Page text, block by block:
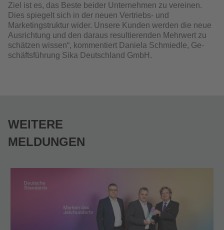
Ziel ist es, das Beste beider Unternehmen zu vereinen.
Dies spiegelt sich in der neuen Vertriebs- und
Marketingstruktur wider. Unsere Kunden werden die neue
Ausrichtung und den daraus resultie­renden Mehrwert zu
schätzen wissen“, kommentiert Daniela Schmiedle, Ge­
schäftsführung Sika Deutschland GmbH.
WEITERE
MELDUNGEN